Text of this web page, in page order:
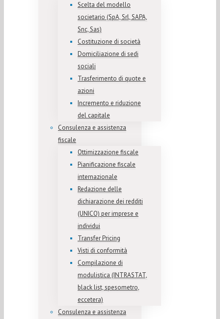
Scelta del modello
societario (SpA, Srl, SAPA,
Snc, Sas)
Costituzione di società
Domiciliazione di sedi
sociali
Trasferimento di quote e
azioni
Incremento e riduzione
del capitale
Consulenza e assistenza
fiscale
Ottimizzazione fiscale
Pianificazione fiscale
internazionale
Redazione delle
dichiarazione dei redditi
(UNICO) per imprese e
individui
Transfer Pricing
Visti di conformità
Compilazione di
modulistica (INTRASTAT,
black list, spesometro,
eccetera)
Consulenza e assistenza